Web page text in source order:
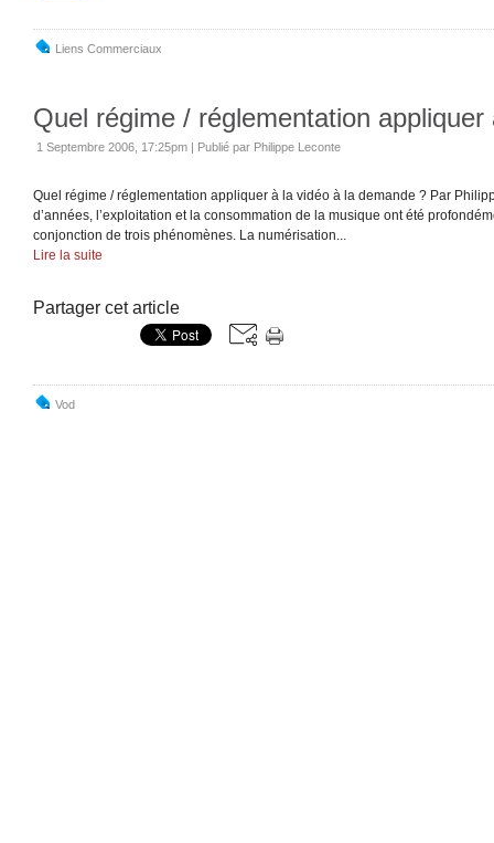
Liens Commerciaux
Quel régime / réglementation appliquer
1 Septembre 2006, 17:25pm | Publié par Philippe Leconte
Quel régime / réglementation appliquer à la vidéo à la demande ? Par
d’années, l’exploitation et la consommation de la musique ont été
conjonction de trois phénomènes. La numérisation...
Lire la suite
Partager cet article
Vod